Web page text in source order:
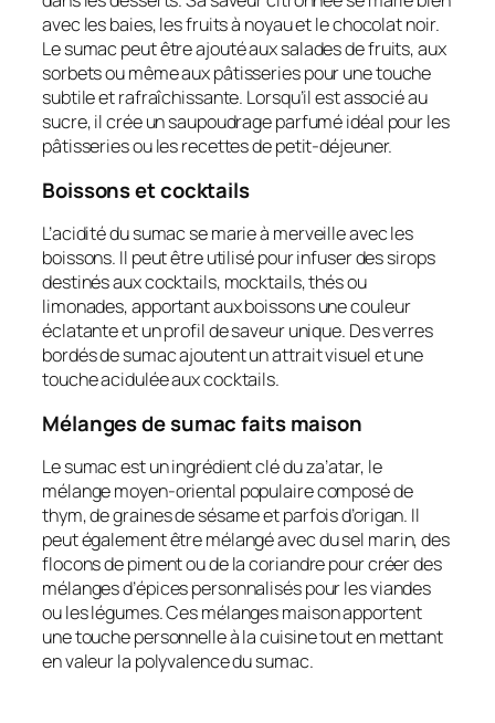
avec les baies, les fruits à noyau et le chocolat noir.
Le sumac peut être ajouté aux salades de fruits, aux
sorbets ou même aux pâtisseries pour une touche
subtile et rafraîchissante. Lorsqu’il est associé au
sucre, il crée un saupoudrage parfumé idéal pour les
pâtisseries ou les recettes de petit-déjeuner.
Boissons et cocktails
L’acidité du sumac se marie à merveille avec les
boissons. Il peut être utilisé pour infuser des sirops
destinés aux cocktails, mocktails, thés ou
limonades, apportant aux boissons une couleur
éclatante et un profil de saveur unique. Des verres
bordés de sumac ajoutent un attrait visuel et une
touche acidulée aux cocktails.
Mélanges de sumac faits maison
Le sumac est un ingrédient clé du za’atar, le
mélange moyen-oriental populaire composé de
thym, de graines de sésame et parfois d’origan. Il
peut également être mélangé avec du sel marin, des
flocons de piment ou de la coriandre pour créer des
mélanges d’épices personnalisés pour les viandes
ou les légumes. Ces mélanges maison apportent
une touche personnelle à la cuisine tout en mettant
en valeur la polyvalence du sumac.